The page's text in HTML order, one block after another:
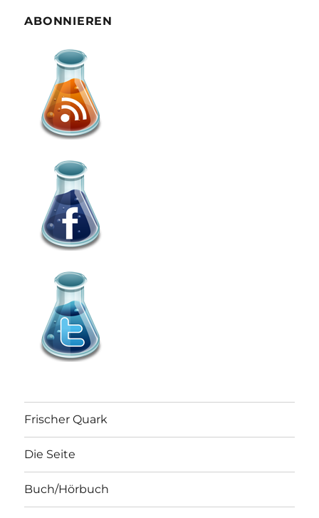
ABONNIEREN
Frischer Quark
Die Seite
Buch/Hörbuch